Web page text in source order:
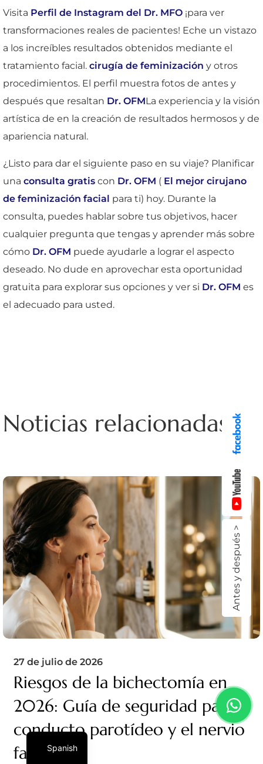
Visita Perfil de Instagram del Dr. MFO ¡para ver
transformaciones reales de pacientes! Eche un vistazo
a los increíbles resultados obtenidos mediante el
tratamiento facial. cirugía de feminización y otros
procedimientos. El perfil muestra fotos de antes y
después que resaltan Dr. OFMLa experiencia y la visión
artística de en la creación de resultados hermosos y de
apariencia natural.
¿Listo para dar el siguiente paso en su viaje? Planificar
una consulta gratis con Dr. OFM ( El mejor cirujano
de feminización facial para ti) hoy. Durante la
consulta, puedes hablar sobre tus objetivos, hacer
cualquier pregunta que tengas y aprender más sobre
cómo Dr. OFM puede ayudarle a lograr el aspecto
deseado. No dude en aprovechar esta oportunidad
gratuita para explorar sus opciones y ver si Dr. OFM es
el adecuado para usted.
Noticias relacionadas
27 de julio de 2026
Riesgos de la bichectomía en
2026: Guía de seguridad para el
conducto parotídeo y el nervio
facial
Antes y después >
Spanish